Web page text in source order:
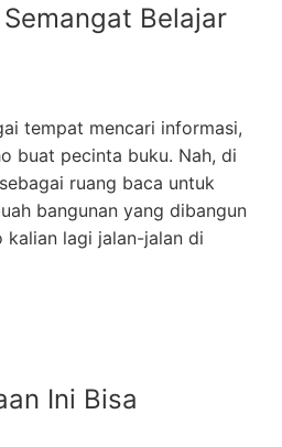
Belajar
tempat mencari informasi,
buat pecinta buku. Nah, di
ruang baca untuk
bangunan yang dibangun
kalian lagi jalan-jalan di
Ini Bisa